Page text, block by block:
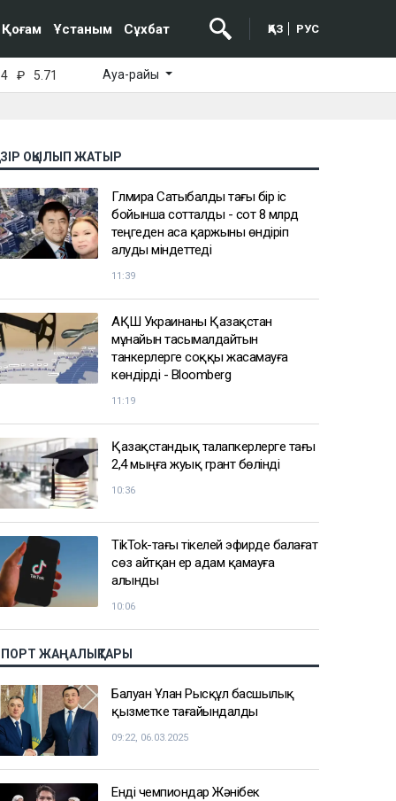
Қоғам Ұстаным Сұхбат ҚАЗ РУС
₽ 5.71 Ауа-райы
ОҚЫЛЫП ЖАТЫР
Гүлмира Сатыбалды тағы бір іс
бойынша сотталды - сот 8 млрд
теңгеден аса қаржыны өндіріп
алуды міндеттеді
11:39
АҚШ Украинаны Қазақстан
мұнайын тасымалдайтын
танкерлерге соққы жасамауға
көндірді - Bloomberg
11:19
Қазақстандық талапкерлерге тағы
2,4 мыңға жуық грант бөлінді
10:36
TikTok-тағы тікелей эфирде балағат
сөз айтқан ер адам қамауға
алынды
10:06
ЖАҢАЛЫҚТАРЫ
Балуан Ұлан Рысқұл басшылық
қызметке тағайындалды
09:22, 06.03.2025
Енді чемпиондар Жәнібек